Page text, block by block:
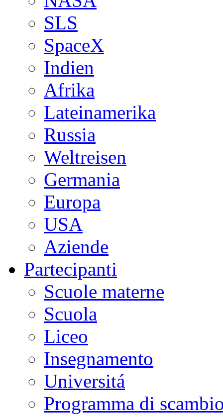
SLS
SpaceX
Indien
Afrika
Lateinamerika
Russia
Weltreisen
Germania
Europa
USA
Aziende
Partecipanti
Scuole materne
Scuola
Liceo
Insegnamento
Universitá
Programma di